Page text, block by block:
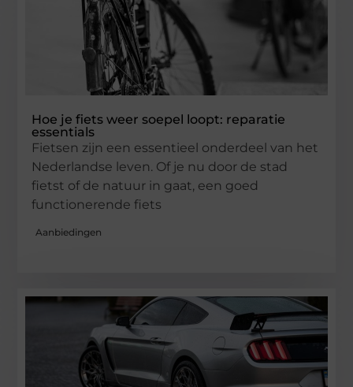
Hoe je fiets weer soepel loopt: reparatie
essentials
Fietsen zijn een essentieel onderdeel van het
Nederlandse leven. Of je nu door de stad
fietst of de natuur in gaat, een goed
functionerende fiets
Aanbiedingen